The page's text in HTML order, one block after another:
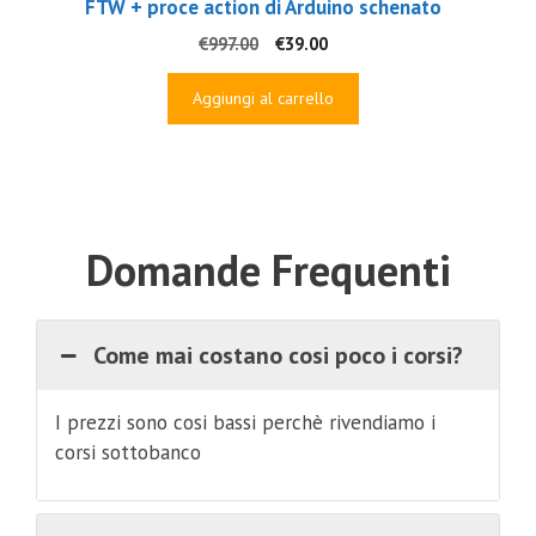
FTW + proce action di Arduino schenato
€997.00
Il
originale
€39.00Il
attuale
Aggiungi al carrello
Domande Frequenti
Come mai costano cosi poco i corsi?
I prezzi sono cosi bassi perchè rivendiamo i
corsi sottobanco